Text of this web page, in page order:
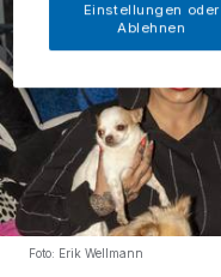
Foto: Erik Wellmann
Einstellungen oder
Ablehnen